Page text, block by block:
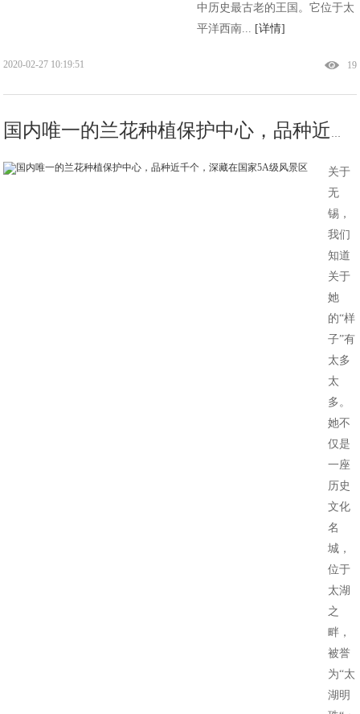
中历史最古老的王国。它位于太
平洋西南... [详情]
19
2020-02-27 10:19:51
关于
无
锡，
我们
知道
关于
她
的“样
子”有
太多
太
多。
她不
仅是
一座
历史
文化
名
城，
位于
太湖
之
畔，
被誉
为“太
湖明